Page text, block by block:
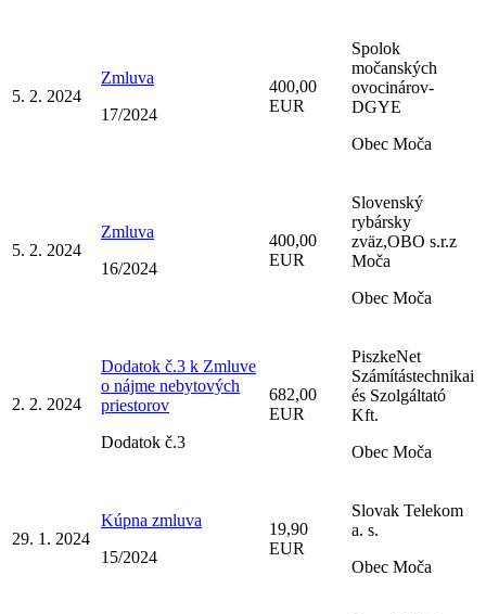
5. 2. 2024
Zmluva
17/2024
400,00
EUR
Spolok
močanských
ovocinárov-
DGYE
Obec Moča
5. 2. 2024
Zmluva
16/2024
400,00
EUR
Slovenský
rybársky
zväz,OBO s.r.z
Moča
Obec Moča
2. 2. 2024
Dodatok č.3 k Zmluve
o nájme nebytových
priestorov
Dodatok č.3
682,00
EUR
PiszkeNet
Számítástechnikai
és Szolgáltató
Kft.
Obec Moča
29. 1. 2024
Kúpna zmluva
15/2024
19,90
EUR
Slovak Telekom
a. s.
Obec Moča